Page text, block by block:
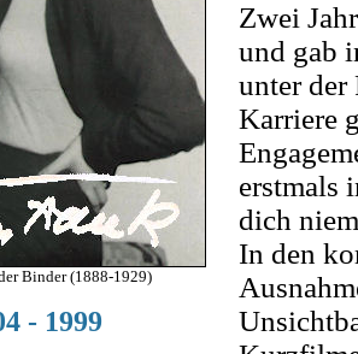
Binder (1888-1929)
- 1999
Zwei
und gab
unter der
Karriere
erstmals
dich
In den